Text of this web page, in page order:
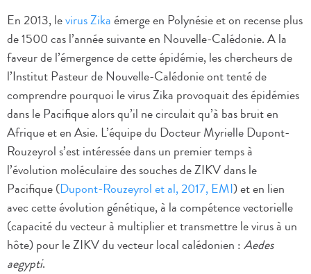
En 2013, levirus Zikaémerge en Polynésie et on recense plus
de 1500 cas l’année suivante en Nouvelle-Calédonie. A la
faveur de l’émergence de cette épidémie, les chercheurs de
l’Institut Pasteur de Nouvelle-Calédonie ont tenté de
comprendre pourquoi le virus Zika provoquait des épidémies
dans le Pacifique alors qu’il ne circulait qu’à bas bruit en
Afrique et en Asie. L’équipe du Docteur Myrielle Dupont-
Rouzeyrol s’est intéressée dans un premier temps à
l’évolution moléculaire des souches de ZIKV dans le
Pacifique (Dupont-Rouzeyrol et al, 2017, EMI) et en lien
avec cette évolution génétique, à la compétence vectorielle
(capacité du vecteur à multiplier et transmettre le virus à un
hôte) pour le ZIKV du vecteur local calédonien :Aedes
aegypti.